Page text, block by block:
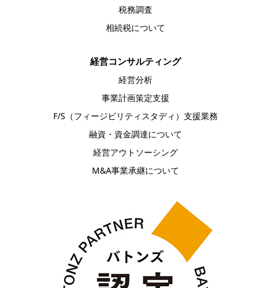
税務調査
相続税について
経営コンサルティング
経営分析
事業計画策定支援
F/S（フィージビリティスタディ）支援業務
融資・資金調達について
経営アウトソーシング
M&A事業承継について